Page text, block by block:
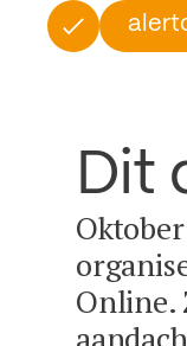
Dit
Online.